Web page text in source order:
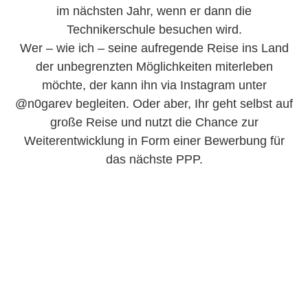
im nächsten Jahr, wenn er dann die
Technikerschule besuchen wird.
Wer – wie ich – seine aufregende Reise ins Land
der unbegrenzten Möglichkeiten miterleben
möchte, der kann ihn via Instagram unter
@n0garev begleiten. Oder aber, Ihr geht selbst auf
große Reise und nutzt die Chance zur
Weiterentwicklung in Form einer Bewerbung für
das nächste PPP.